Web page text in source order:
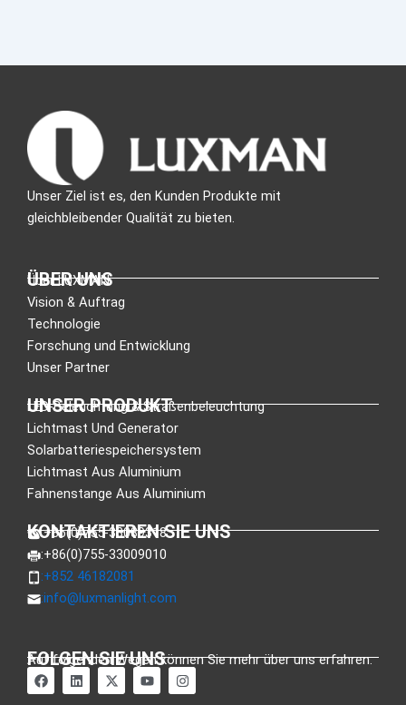
Unser Ziel ist es, den Kunden Produkte mit
gleichbleibender Qualität zu bieten.
ÜBER UNS
Über LUXMAN
Vision & Auftrag
Technologie
Forschung und Entwicklung
Unser Partner
UNSER PRODUKT
LED-Beleuchtung & Straßenbeleuchtung
Lichtmast Und Generator
Solarbatteriespeichersystem
Lichtmast Aus Aluminium
Fahnenstange Aus Aluminium
KONTAKTIEREN SIE UNS
:+86(0)755-33089318
:+86(0)755-33009010
:+852 46182081
:info@luxmanlight.com
FOLGEN SIE UNS
Auf folgenden Wegen können Sie mehr über uns erfahren.
a
u
f
L
i
n
X
-
T
Y
o
u
I
n
s